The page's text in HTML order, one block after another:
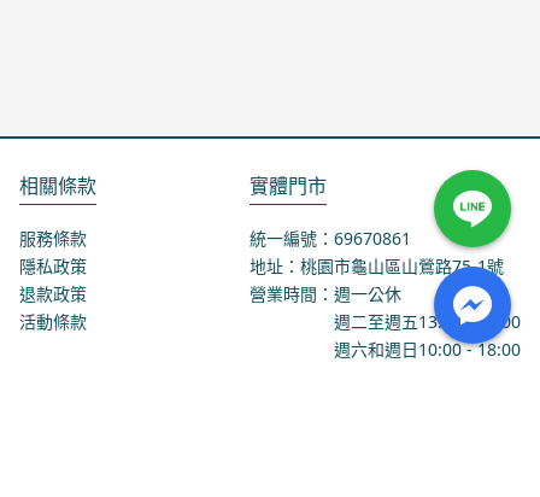
相關條款
服務條款
隱私政策
退款政策
活動條款
實體門市
統一編號：69670861
地址：桃園市龜山區山鶯路75-1號
營業時間：週一公休
週二至週五13:00 - 18:00
週六和週日10:00 - 18:00